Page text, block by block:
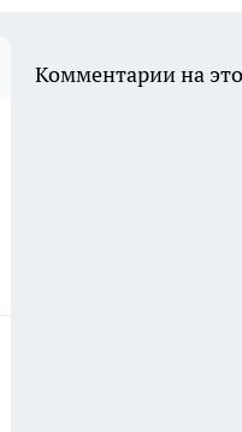
Комментарии на